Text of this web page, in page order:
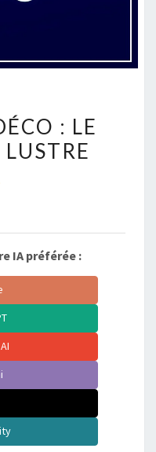
: LE
IA préférée :